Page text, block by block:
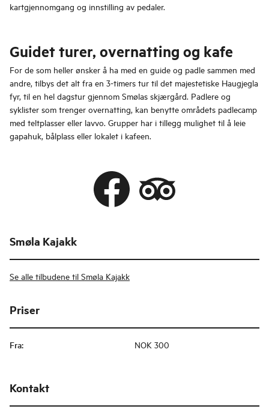
kartgjennomgang og innstilling av pedaler.
Guidet turer, overnatting og kafe
For de som heller ønsker å ha med en guide og padle sammen med
andre, tilbys det alt fra en 3-timers tur til det majestetiske Haugjegla
fyr, til en hel dagstur gjennom Smølas skjærgård. Padlere og
syklister som trenger overnatting, kan benytte områdets padlecamp
med teltplasser eller lavvo. Grupper har i tillegg mulighet til å leie
gapahuk, bålplass eller lokalet i kafeen.
Smøla Kajakk
Se alle tilbudene til Smøla Kajakk
Priser
Fra: NOK 300
Kontakt